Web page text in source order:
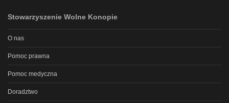
Stowarzyszenie Wolne Konopie
O nas
Pomoc prawna
Pomoc medyczna
Doradztwo